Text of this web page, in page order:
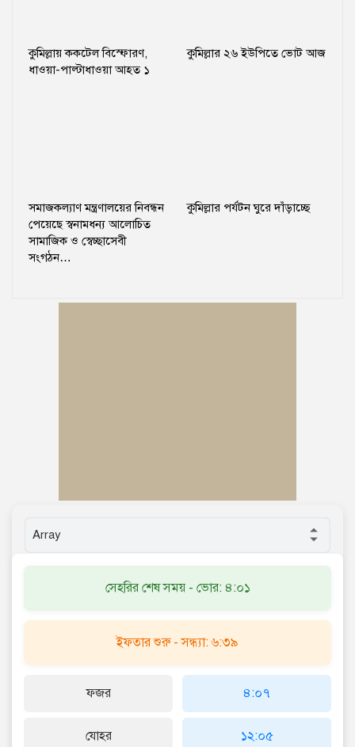
কুমিল্লায় ককটেল বিস্ফোরণ,
ধাওয়া-পাল্টাধাওয়া আহত ১
কুমিল্লার ২৬ ইউপিতে ভোট আজ
সমাজকল্যাণ মন্ত্রণালয়ের নিবন্ধন
পেয়েছে স্বনামধন্য আলোচিত
সামাজিক ও স্বেচ্ছাসেবী
সংগঠন…
কুমিল্লার পর্যটন ঘুরে দাঁড়াচ্ছে
সেহরির শেষ সময় - ভোর: ৪:০১
ইফতার শুরু - সন্ধ্যা: ৬:৩৯
ফজর
যোহর
৪:০৭
১২:০৫